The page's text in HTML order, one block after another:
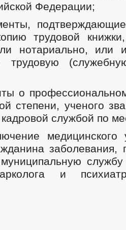
Федерации;
подтверждающие
трудовой
нотариально, или
трудовую
степени, ученого
службой по
медицинского
заболевания,
и